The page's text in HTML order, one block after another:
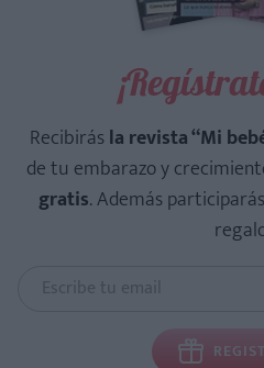
Recibirásla revista “Mi
de tu embarazo y
gratis. Además